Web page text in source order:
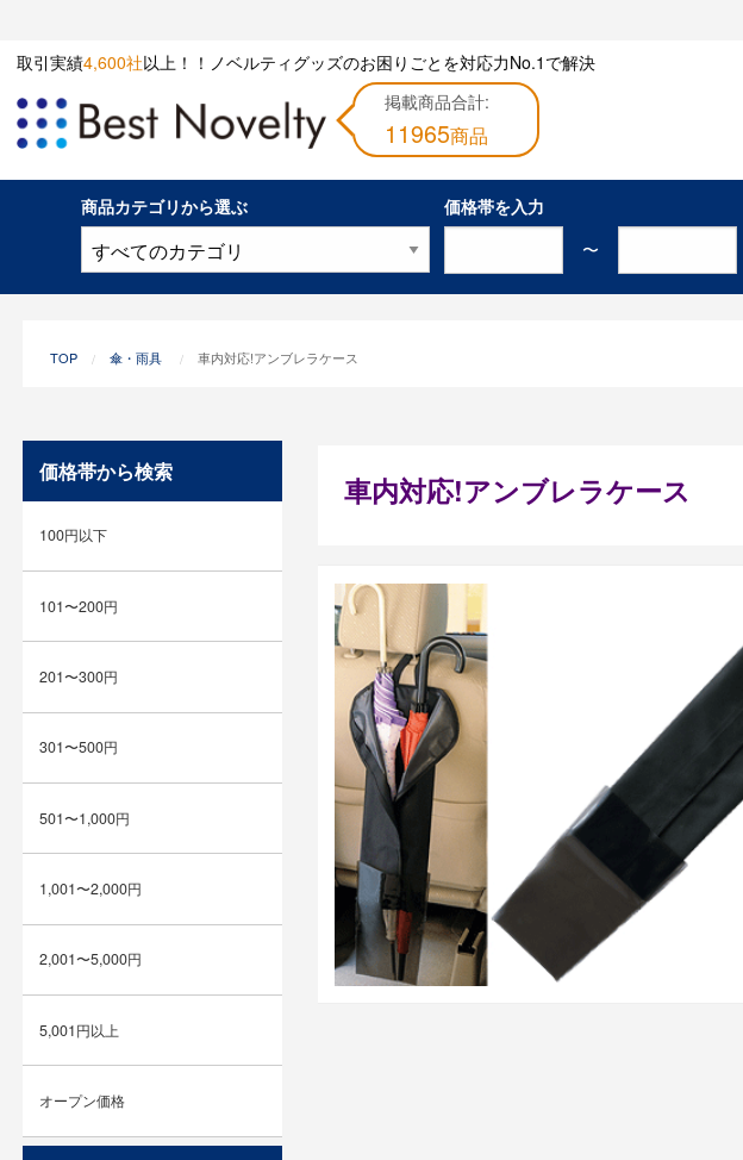
取引実績4,600社以上！！ノベルティグッズのお困りごとを対応力No.1で解決
掲載商品合計:
11965商品
商品カテゴリから選ぶ
価格帯を入力
〜
TOP 傘・雨具 車内対応!アンブレラケース
車内対応!アンブレラケース
価格帯から検索
100円以下
101〜200円
201〜300円
301〜500円
501〜1,000円
1,001〜2,000円
2,001〜5,000円
5,001円以上
オープン価格